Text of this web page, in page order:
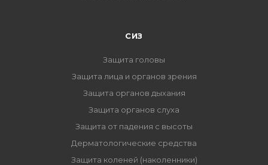
СИЗ
Защита головы
Защита лица и органов зрения
Защита органов дыхания
Защита органов слуха
Защита от падения с высоты
Дерматологические средства
Защита коленей (наколенники)